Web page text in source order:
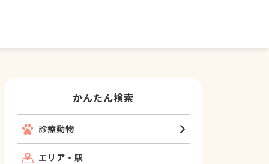
かんたん検索
診療動物
エリア・駅